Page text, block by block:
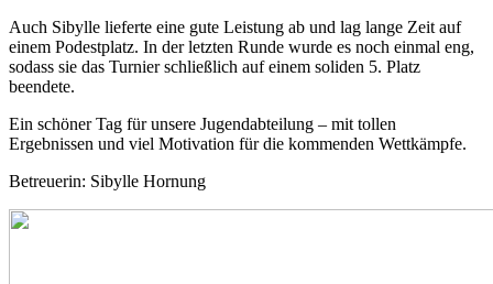
Auch Sibylle lieferte eine gute Leistung ab und lag lange Zeit auf
einem Podestplatz. In der letzten Runde wurde es noch einmal eng,
sodass sie das Turnier schließlich auf einem soliden 5. Platz
beendete.
Ein schöner Tag für unsere Jugendabteilung – mit tollen
Ergebnissen und viel Motivation für die kommenden Wettkämpfe.
Betreuerin: Sibylle Hornung